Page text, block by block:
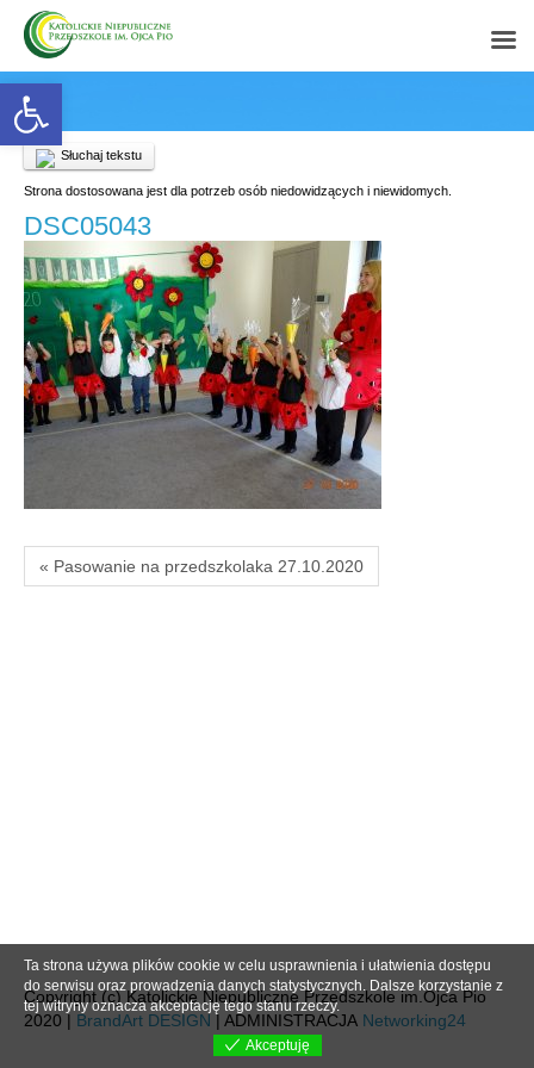
Open toolbar
Słuchaj tekstu
Strona dostosowana jest dla potrzeb osób niedowidzących i niewidomych.
DSC05043
« Pasowanie na przedszkolaka 27.10.2020
Copyright (c) Katolickie Niepubliczne Przedszkole im.Ojca Pio
2020 | BrandArt DESIGN | ADMINISTRACJA Networking24
Ta strona używa plików cookie w celu usprawnienia i ułatwienia dostępu
do serwisu oraz prowadzenia danych statystycznych. Dalsze korzystanie z
tej witryny oznacza akceptację tego stanu rzeczy.
Akceptuję